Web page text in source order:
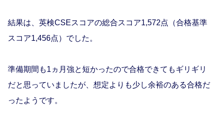
結果は、英検CSEスコアの総合スコア1,572点（合格基準
スコア1,456点）でした。
準備期間も1ヵ月強と短かったので合格できてもギリギリ
だと思っていましたが、想定よりも少し余裕のある合格だ
ったようです。